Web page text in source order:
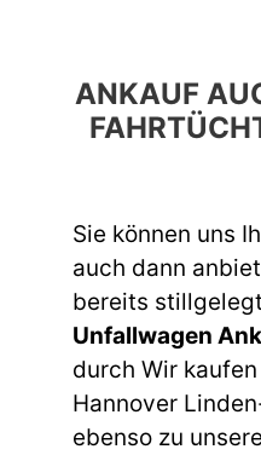
ANKAUF
Sie können uns
auch dann
bereits
Unfallwagen
durch Wir
Hannover
ebenso zu